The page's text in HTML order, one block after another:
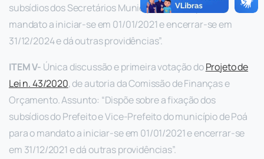
subsídios dos Secretários Municipais de Poá para o
mandato a iniciar-se em 01/01/2021 e encerrar-se em
31/12/2024 e dá outras providências”.
ITEM V- Única discussão e primeira votação doProjeto de
Lei n. 43/2020, de autoria da Comissão de Finanças e
Orçamento. Assunto: “Dispõe sobre a fixação dos
subsídios do Prefeito e Vice-Prefeito do município de Poá
para o mandato a iniciar-se em 01/01/2021 e encerrar-se
em 31/12/2021 e dá outras providências”.